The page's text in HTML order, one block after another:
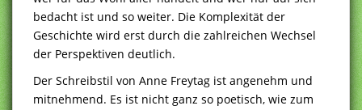
bedacht ist und so weiter. Die Komplexität der
Geschichte wird erst durch die zahlreichen Wechsel
der Perspektiven deutlich.
Der Schreibstil von Anne Freytag ist angenehm und
mitnehmend. Es ist nicht ganz so poetisch, wie zum